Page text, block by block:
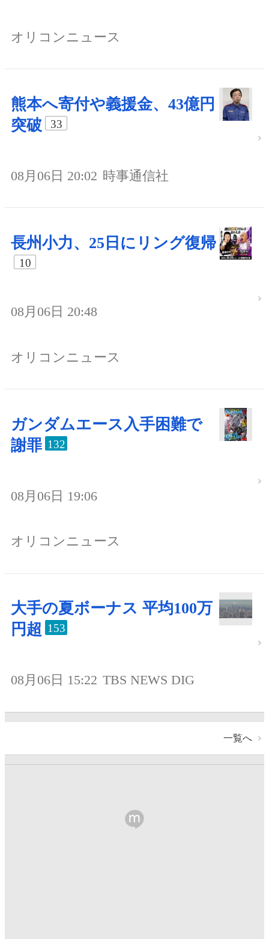
オリコンニュース
熊本へ寄付や義援金、43億円
突破
33
08月06日 20:02 時事通信社
長州小力、25日にリング復帰
10
08月06日 20:48
オリコンニュース
ガンダムエース入手困難で
謝罪 132
08月06日 19:06
オリコンニュース
大手の夏ボーナス 平均100万
円超 153
08月06日 15:22 TBS NEWS DIG
一覧へ